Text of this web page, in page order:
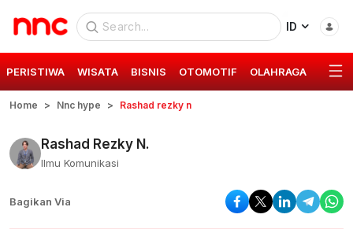
ID
PERISTIWA WISATA BISNIS OTOMOTIF OLAHRAGA GAYA
Home Nnc hype Rashad rezky n
Rashad Rezky N.
Ilmu Komunikasi
Bagikan Via